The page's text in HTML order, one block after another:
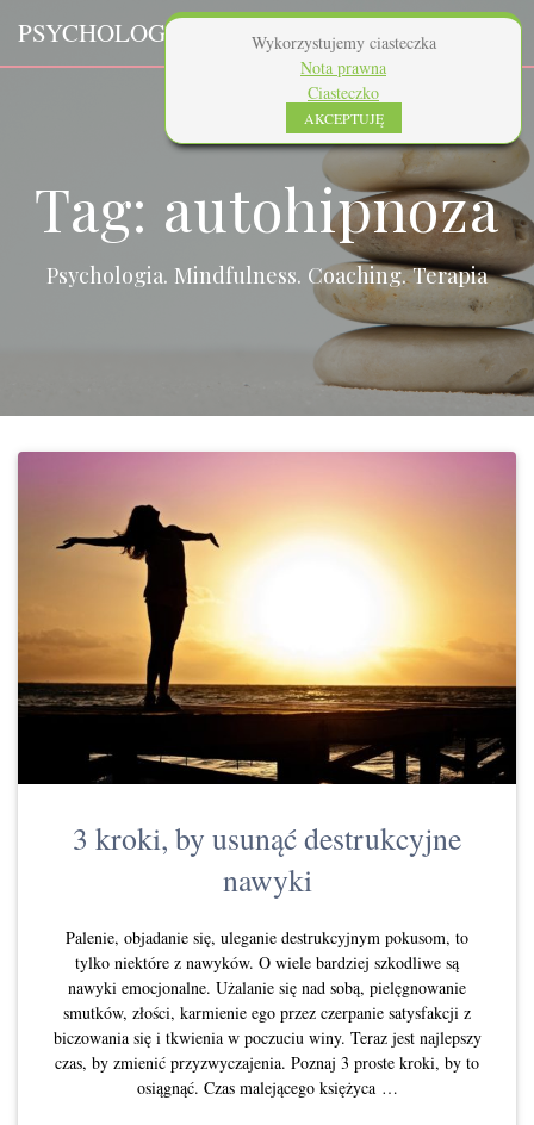
Skip
to
content
PSYCHOLOGPLUS.PL
Tag: autohipnoza
Psychologia. Mindfulness. Coaching. Terapia
3 kroki, by usunąć destrukcyjne
nawyki
Palenie, objadanie się, uleganie destrukcyjnym pokusom, to
tylko niektóre z nawyków. O wiele bardziej szkodliwe są
nawyki emocjonalne. Użalanie się nad sobą, pielęgnowanie
smutków, złości, karmienie ego przez czerpanie satysfakcji z
biczowania się i tkwienia w poczuciu winy. Teraz jest najlepszy
czas, by zmienić przyzwyczajenia. Poznaj 3 proste kroki, by to
osiągnąć. Czas malejącego księżyca …
Wykorzystujemy ciasteczka
Nota prawna
Ciasteczko
AKCEPTUJĘ